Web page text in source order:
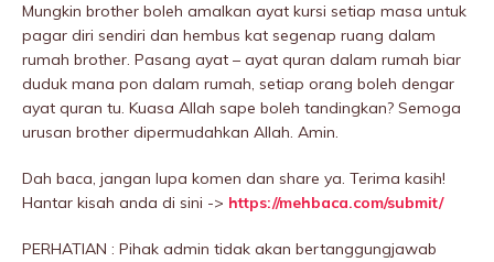
Mungkin brother boleh amalkan ayat kursi setiap masa untuk
pagar diri sendiri dan hembus kat segenap ruang dalam
rumah brother. Pasang ayat – ayat quran dalam rumah biar
duduk mana pon dalam rumah, setiap orang boleh dengar
ayat quran tu. Kuasa Allah sape boleh tandingkan? Semoga
urusan brother dipermudahkan Allah. Amin.
Dah baca, jangan lupa komen dan share ya. Terima kasih!
Hantar kisah anda di sini -> https://mehbaca.com/submit/
PERHATIAN : Pihak admin tidak akan bertanggungjawab